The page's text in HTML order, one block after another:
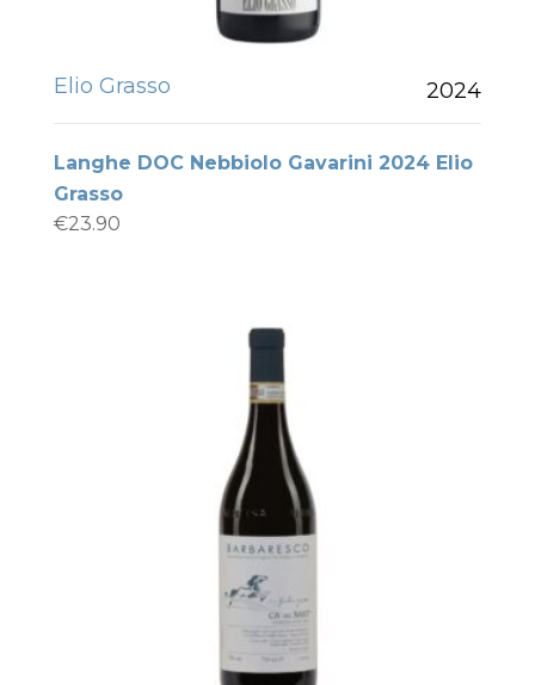
Elio Grasso 2024
Langhe DOC Nebbiolo Gavarini 2024 Elio
Grasso
€23.90